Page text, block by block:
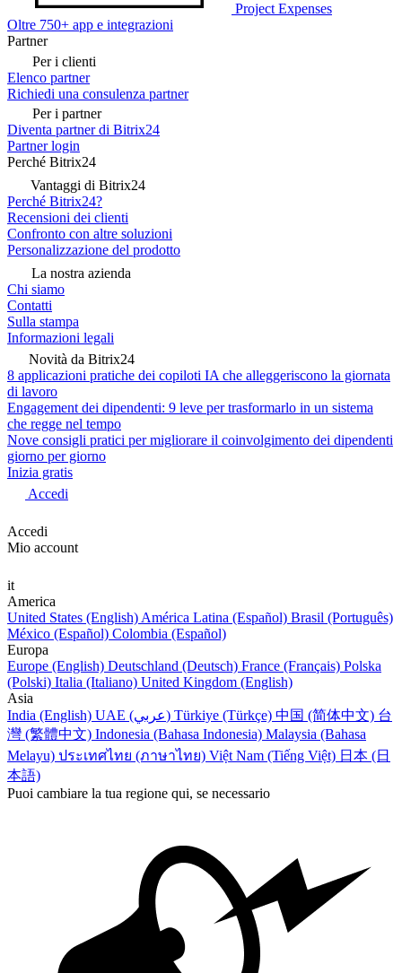
Project Expenses
Oltre 750+ app e integrazioni
Partner
Per i clienti
Elenco partner
Richiedi una consulenza partner
Per i partner
Diventa partner di Bitrix24
Partner login
Perché Bitrix24
Vantaggi di Bitrix24
Perché Bitrix24?
Recensioni dei clienti
Confronto con altre soluzioni
Personalizzazione del prodotto
La nostra azienda
Chi siamo
Contatti
Sulla stampa
Informazioni legali
Novità da Bitrix24
8 applicazioni pratiche dei copiloti IA che alleggeriscono la giornata
di lavoro
Engagement dei dipendenti: 9 leve per trasformarlo in un sistema
che regge nel tempo
Nove consigli pratici per migliorare il coinvolgimento dei dipendenti
giorno per giorno
Inizia gratis
Accedi
Accedi
Mio account
it
America
United States (English) América Latina (Español) Brasil (Português)
México (Español) Colombia (Español)
Europa
Europe (English) Deutschland (Deutsch) France (Français) Polska
(Polski) Italia (Italiano) United Kingdom (English)
Asia
India (English)
UAE (عربي) Türkiye (Türkçe) 中国 (简体中文) 台
灣 (繁體中文) Indonesia (Bahasa Indonesia) Malaysia (Bahasa
Melayu) ประเทศไทย (ภาษาไทย) Việt Nam (Tiếng Việt) 日本 (日
本語)
Puoi cambiare la tua regione qui, se necessario